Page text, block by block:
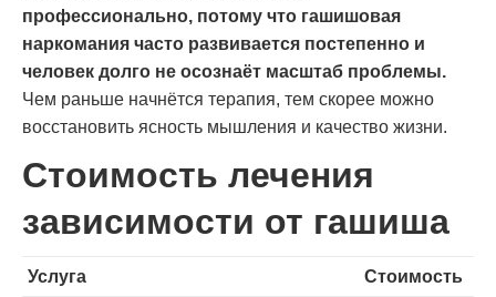
профессионально, потому что гашишовая
наркомания часто развивается постепенно и
человек долго не осознаёт масштаб проблемы.
Чем раньше начнётся терапия, тем скорее можно
восстановить ясность мышления и качество жизни.
Стоимость лечения
зависимости от гашиша
Услуга Стоимость